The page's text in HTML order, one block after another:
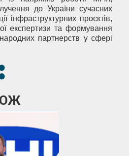
до України сучасних
інфраструктурних проєктів,
експертизи та формування
партнерств у сфері